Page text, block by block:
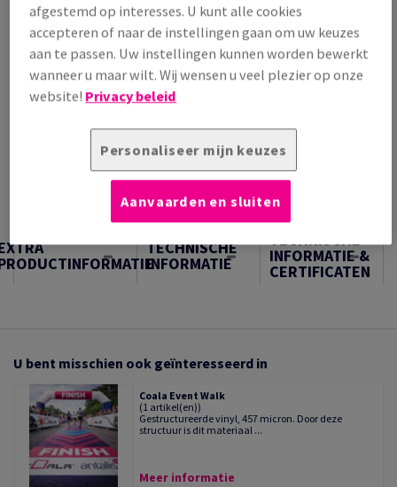
Pak
− +
Artikel snijden
Samples
TECHNISCHE
INFORMATIE
TECHNISCHE
INFORMATIE &
CERTIFICATEN
U bent misschien ook geïnteresseerd in
Coala Event Walk
(1 artikel(en))
Gestructureerde vinyl, 457 micron. Door deze
structuur is dit materiaal ...
Meer informatie
afgestemd op interesses. U kunt alle cookies
accepteren of naar de instellingen gaan om uw keuzes
aan te passen. Uw instellingen kunnen worden bewerkt
wanneer u maar wilt. Wij wensen u veel plezier op onze
website! Privacy beleid
Personaliseer mijn keuzes
Aanvaarden en sluiten